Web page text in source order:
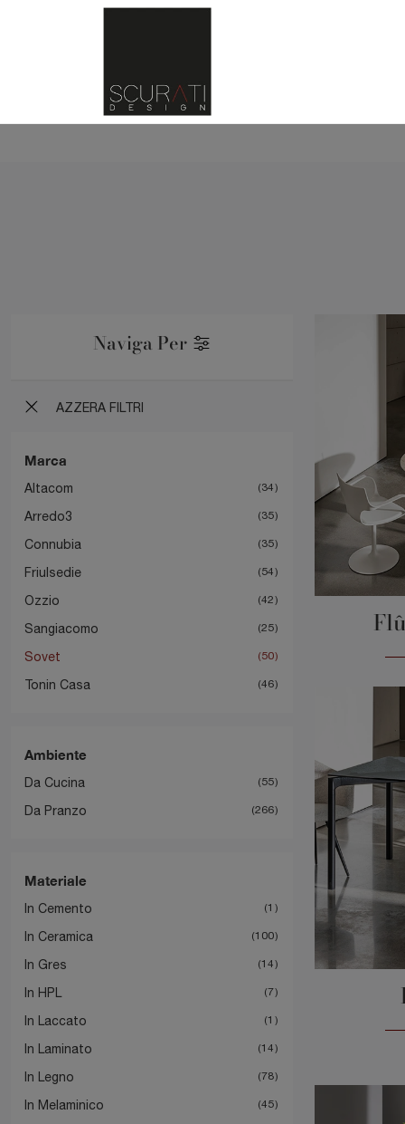
Naviga Per
AZZERA FILTRI
Marca
Altacom 34
Arredo3 35
Connubia 35
Friulsedie 54
Ozzio 42
Sangiacomo 25
Sovet 50
Tonin Casa 46
Ambiente
Da Cucina 55
Da Pranzo 266
Materiale
In Cemento 1
In Ceramica 100
In Gres 14
In HPL 7
In Laccato 1
In Laminato 14
In Legno 78
In Melaminico 45